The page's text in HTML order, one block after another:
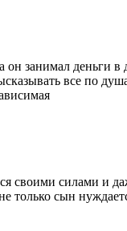
он занимал деньги
все по
своими силами и
только сын